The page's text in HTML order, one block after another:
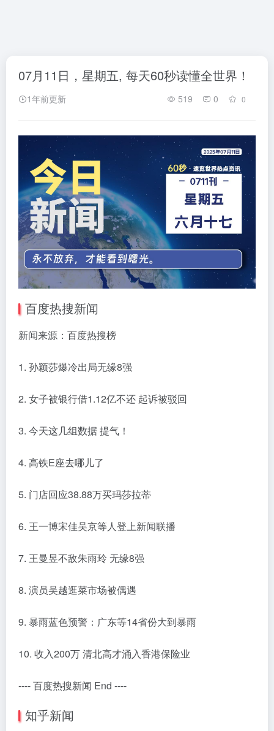
07月11日，星期五, 每天60秒读懂全世界！
1年前更新 519 0 0
百度热搜新闻
新闻来源：百度热搜榜
1. 孙颖莎爆冷出局无缘8强
2. 女子被银行借1.12亿不还 起诉被驳回
3. 今天这几组数据 提气！
4. 高铁E座去哪儿了
5. 门店回应38.88万买玛莎拉蒂
6. 王一博宋佳吴京等人登上新闻联播
7. 王曼昱不敌朱雨玲 无缘8强
8. 演员吴越逛菜市场被偶遇
9. 暴雨蓝色预警：广东等14省份大到暴雨
10. 收入200万 清北高才涌入香港保险业
---- 百度热搜新闻 End ----
知乎新闻